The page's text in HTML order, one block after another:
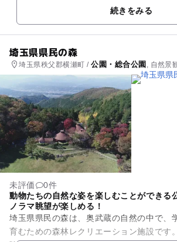
続きをみる
埼玉県県民の森
埼玉県秩父郡横瀬町 /公園・総合公園 , 自然景
験・アクティビティ
未評価
0件
動物たちの自然な姿を楽しむことができる
ノラマ眺望が楽しめる！
埼玉県県民の森は、奥武蔵の自然の中で、
育むための森林レクリエーション施設です。 県民向けの自然